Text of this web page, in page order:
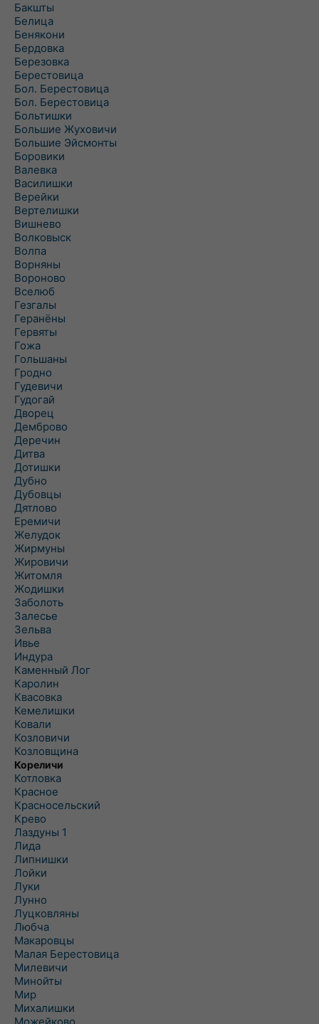
Бакшты
Белица
Бенякони
Бердовка
Березовка
Берестовица
Бол. Берестовица
Бол. Берестовица
Больтишки
Большие Жуховичи
Большие Эйсмонты
Боровики
Валевка
Василишки
Верейки
Вертелишки
Вишнево
Волковыск
Волпа
Ворняны
Вороново
Вселюб
Гезгалы
Геранёны
Гервяты
Гожа
Гольшаны
Гродно
Гудевичи
Гудогай
Дворец
Демброво
Деречин
Дитва
Дотишки
Дубно
Дубовцы
Дятлово
Еремичи
Желудок
Жирмуны
Жировичи
Житомля
Жодишки
Заболоть
Залесье
Зельва
Ивье
Индура
Каменный Лог
Каролин
Квасовка
Кемелишки
Ковали
Козловичи
Козловщина
Кореличи
Котловка
Красное
Красносельский
Крево
Лаздуны 1
Лида
Липнишки
Лойки
Луки
Лунно
Луцковляны
Любча
Макаровцы
Малая Берестовица
Милевичи
Минойты
Мир
Михалишки